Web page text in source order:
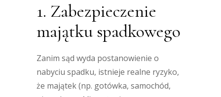
1. Zabezpieczenie
majątku spadkowego
Zanim sąd wyda postanowienie o
nabyciu spadku, istnieje realne ryzyko,
że majątek (np. gotówka, samochód,